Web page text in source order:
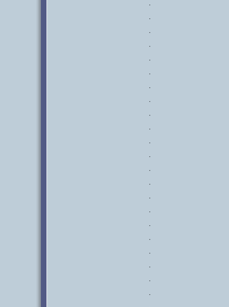
·
·
·
·
·
·
·
·
·
·
·
·
·
·
·
·
·
·
·
·
·
·